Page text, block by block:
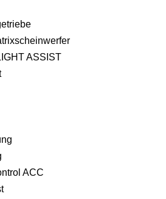
ASSIST
ACC